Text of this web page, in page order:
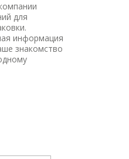
для
информация
знакомство